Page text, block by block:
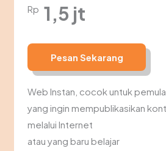
Rp 1,5 jt
Pesan Sekarang
Web Instan, cocok untuk pemula
yang ingin mempublikasikan
melalui Internet
atau yang baru belajar